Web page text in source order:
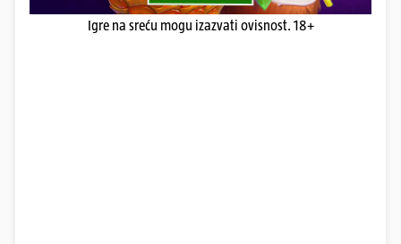
Igre na sreću mogu izazvati ovisnost. 18+